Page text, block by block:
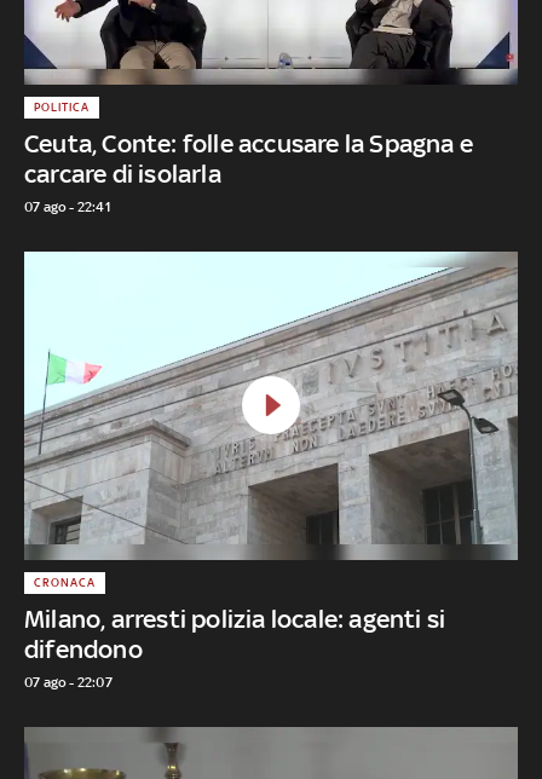
Ceuta, Conte: folle accusare la Spagna e
carcare di isolarla
POLITICA
07 ago - 22:41
Milano, arresti polizia locale: agenti si
difendono
CRONACA
07 ago - 22:07